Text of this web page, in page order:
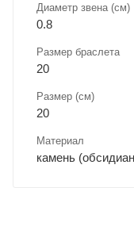
Диаметр звена (см)
0.8
Размер браслета
20
Размер (см)
20
Материал
камень